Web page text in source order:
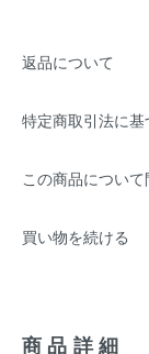
返品について
特定商取引法に
この商品につい
買い物を続ける
商品詳細